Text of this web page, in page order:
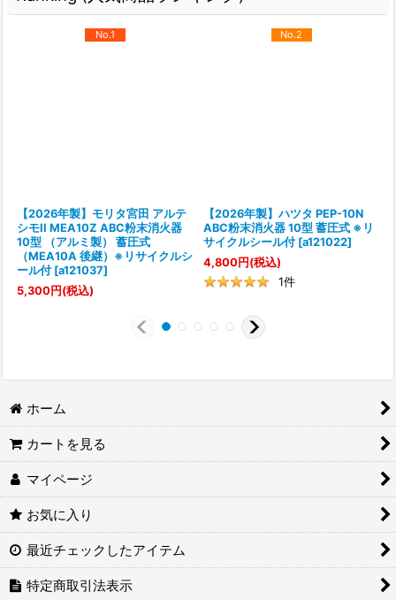
No.1
【2026年製】モリタ宮田 アルテ
シモII MEA10Z ABC粉末消火器
10型 （アルミ製） 蓄圧式
（MEA10A 後継）※リサイクルシ
ール付 [a121037]
5,300円 (税込)
No.2
【2026年製】ハツタ PEP-10N
ABC粉末消火器 10型 蓄圧式 ※リ
サイクルシール付 [a121022]
4,800円 (税込)
1件
ホーム
カートを見る
マイページ
お気に入り
最近チェックしたアイテム
特定商取引法表示